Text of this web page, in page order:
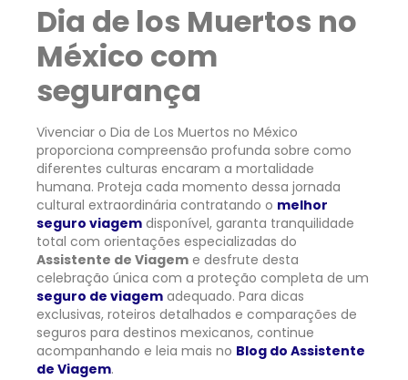
Dia de los Muertos no
México com
segurança
Vivenciar o Dia de Los Muertos no México
proporciona compreensão profunda sobre como
diferentes culturas encaram a mortalidade
humana. Proteja cada momento dessa jornada
cultural extraordinária contratando o melhor
seguro viagem disponível, garanta tranquilidade
total com orientações especializadas do
Assistente de Viagem e desfrute desta
celebração única com a proteção completa de um
seguro de viagem adequado. Para dicas
exclusivas, roteiros detalhados e comparações de
seguros para destinos mexicanos, continue
acompanhando e leia mais no Blog do Assistente
de Viagem.